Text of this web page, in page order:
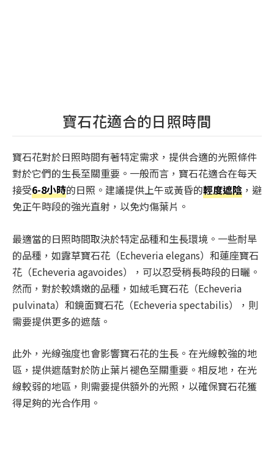
寶石花適合的日照時間
寶石花對於日照時間有著特定需求，提供合適的光照條件
對於它們的生長至關重要。一般而言，寶石花適合在每天
接受6-8小時的日照。建議提供上午或黃昏的輕度遮陰 ，避
免正午時段的強光直射，以免灼傷葉片。
最適當的日照時間取決於特定品種和生長環境。一些耐旱
的品種，如露草寶石花（Echeveria elegans）和蓮座寶石
花（Echeveria agavoides），可以忍受稍長時段的日曬。
然而，對於較嬌嫩的品種，如絨毛寶石花（Echeveria
pulvinata）和鏡面寶石花（Echeveria spectabilis），則
需要提供更多的遮蔭。
此外，光線強度也會影響寶石花的生長。在光線較強的地
區，提供遮蔭對於防止葉片褪色至關重要。相反地，在光
線較弱的地區，則需要提供額外的光照，以確保寶石花獲
得足夠的光合作用。